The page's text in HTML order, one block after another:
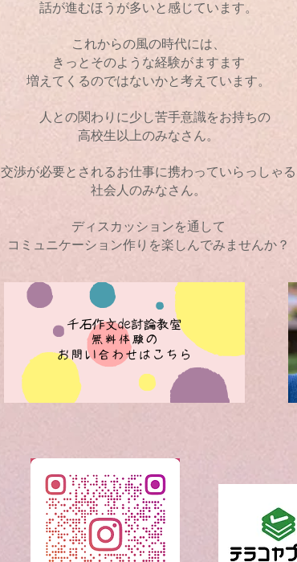
話が進むほうが多いと感じています。
これからの風の時代には、
きっとそのような経験がますます
増えてくるのではないかと考えています。
人との関わりに少し苦手意識をお持ちの
高校生以上のみなさん。
交渉が必要とされるお仕事に携わっていらっしゃる
社会人のみなさん。
ディスカッションを通して
コミュニケーション作りを楽しんでみませんか？